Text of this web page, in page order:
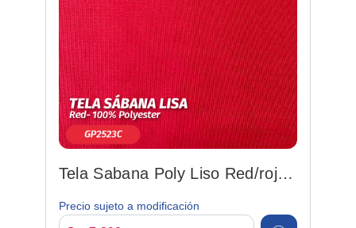
Tela Sabana Poly Liso Red/rojo
Precio sujeto a modificación